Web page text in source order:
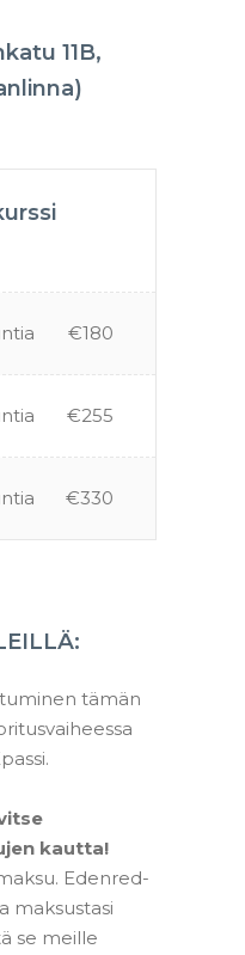
11B,
€180
€255
€330
tämän
kautta!
Edenred-
maksustasi
se meille